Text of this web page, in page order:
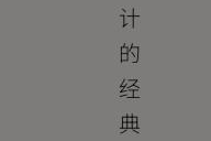
计
的
经
典